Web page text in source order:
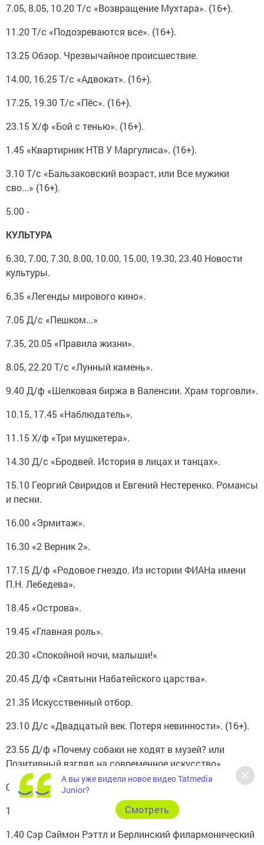
7.05, 8.05, 10.20 Т/с «Возвращение Мухтара». (16+).
11.20 Т/с «Подозреваются все». (16+).
13.25 Обзор. Чрезвычайное происшествие.
14.00, 16.25 Т/с «Адвокат». (16+).
17.25, 19.30 Т/с «Пёс». (16+).
23.15 Х/ф «Бой с тенью». (16+).
1.45 «Квартирник НТВ У Маргулиса». (16+).
3.10 Т/с «Бальзаковский возраст, или Все мужики
сво...» (16+).
5.00 -
КУЛЬТУРА
6.30, 7.00, 7.30, 8.00, 10.00, 15.00, 19.30, 23.40 Новости
культуры.
6.35 «Легенды мирового кино».
7.05 Д/с «Пешком...»
7.35, 20.05 «Правила жизни».
8.05, 22.20 Т/с «Лунный камень».
9.40 Д/ф «Шелковая биржа в Валенсии. Храм торговли».
10.15, 17.45 «Наблюдатель».
11.15 Х/ф «Три мушкетера».
14.30 Д/с «Бродвей. История в лицах и танцах».
15.10 Георгий Свиридов и Евгений Нестеренко. Романсы
и песни.
16.00 «Эрмитаж».
16.30 «2 Верник 2».
17.15 Д/ф «Родовое гнездо. Из истории ФИАНа имени
П.Н. Лебедева».
18.45 «Острова».
19.45 «Главная роль».
20.30 «Спокойной ночи, малыши!»
20.45 Д/ф «Святыни Набатейского царства».
21.35 Искусственный отбор.
23.10 Д/с «Двадцатый век. Потеря невинности». (16+).
23.55 Д/ф «Почему собаки не ходят в музей? или
Позитивный взгляд на современное искусство».
0.40 Д/ф «Дело №306. Рождение детектива».
1.20 Д/ф «Сакро-Монте-ди-Оропа».
1.40 Сэр Саймон Рэттл и Берлинский филармонический
А вы уже видели новое видео Tatmedia
Junior?
Cмотреть